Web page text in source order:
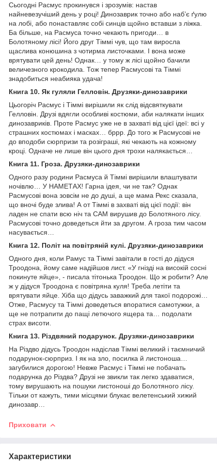
Сьогодні Расмус прокинувся і зрозумів: настав
найневезучіший день у році! Динозаврик точно або наб’є ґулю
на лобі, або понаставляє собі синців щойно вставши з ліжка.
Ба більше, на Расмуса точно чекають пригоди… в
Болотяному лісі! Його друг Тіммі чув, що там виросла
щаслива конюшина з чотирма листочками. І вона може
врятувати цей день! Однак… у тому ж лісі щойно бачили
величезного крокодила. Тож тепер Расмусові та Тіммі
знадобиться неабияка удача!
Книга 10. Як гуляли Гелловін. Друзяки-динозаврики
Цьогоріч Расмус і Тіммі вирішили як слід відсвяткувати
Гелловін. Друзі вдягли особливі костюми, аби налякати інших
динозавриків. Проте Расмус уже не в захваті від цієї ідеї: всі у
страшних костюмах і масках… бррр. До того ж Расмусові не
до вподоби сюрпризи та розіграші, які чекають на кожному
кроці. Одначе не лише він цього дня трохи налякається…
Книга 11. Гроза. Друзяки-динозаврики
Одного разу родини Расмуса й Тіммі вирішили влаштувати
ночівлю… У НАМЕТАХ! Гарна ідея, чи не так? Однак
Расмусові вона зовсім не до душі, а ще мама Рекс сказала,
що вночі буде злива! А от Тіммі в захваті від цієї події: він
ладен не спати всю ніч та САМ вирушив до Болотяного лісу.
Расмусові точно доведеться йти за другом. А гроза тим часом
насувається…
Книга 12. Політ на повітряній кулі. Друзяки-динозаврики
Одного дня, коли Рамус та Тіммі завітали в гості до дідуся
Троодона, йому саме надійшов лист. «У гнізді на високій сосні
покинуте яйце», - писала тітонька Троодон. Що ж робити? Але
ж у дідуся Троодона є повітряна куля! Треба летіти та
врятувати яйце. Хіба що дідусь заважкий для такої подорожі…
Отже, Расмусу та Тіммі доведеться впоратися самотужки, а
ще не потрапити до пащі летючого ящера та… подолати
страх висоти.
Книга 13. Різдвяний подарунок. Друзяки-динозаврики
На Різдво дідусь Троодон надіслав Тіммі великий і таємничий
подарунок-сюрприз. І як на зло, посилка й листоноша…
загубилися дорогою! Невже Расмус і Тіммі не побачать
подарунка до Різдва? Друзі не звикли так легко здаватися,
тому вирушають на пошуки листоноші до Болотяного лісу.
Тільки от кажуть, тими місцями блукає велетенський хижий
динозавр…
Приховати
Характеристики